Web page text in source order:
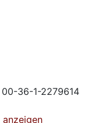
00-36-1-2279614